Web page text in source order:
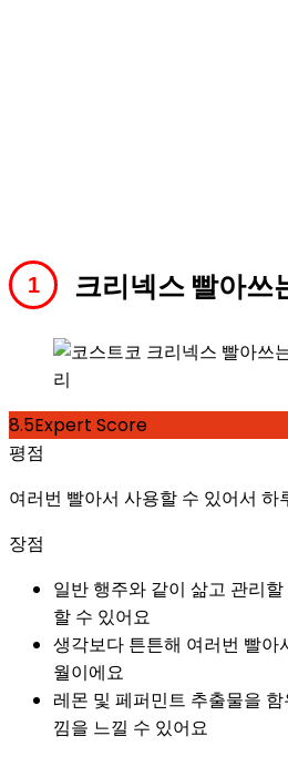
크리넥스 빨아쓰
8.5Expert Score
평점
여러번 빨아서 사용할 수 있어서 하
장점
일반 행주와 같이 삶고 관리
할 수 있어요
생각보다 튼튼해 여러번 빨아
월이에요
레몬 및 페퍼민트 추출물을
낌을 느낄 수 있어요